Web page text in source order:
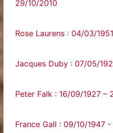
29/10/2010
Rose Laurens : 04/03/
Jacques Duby : 07/05/
Peter Falk : 16/09/1927 –
France‌ ‌Gall‌ ‌:‌ ‌09/10/1947‌